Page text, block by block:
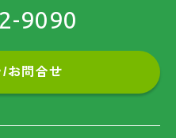
9090
お問合せ